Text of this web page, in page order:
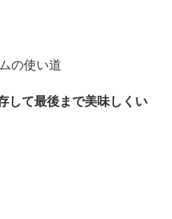
の使い道
して最後まで美味しくい